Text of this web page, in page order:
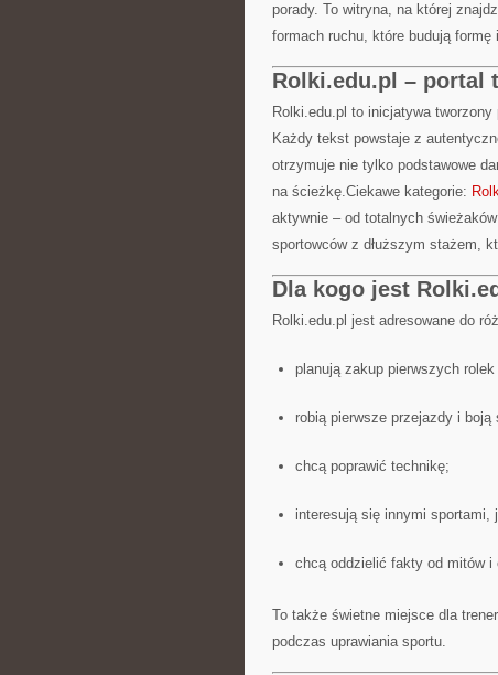
porady. To witryna, na której
formach ruchu, które budują formę
Rolki.edu.pl – portal
Rolki.edu.pl to inicjatywa
Każdy tekst powstaje z
otrzymuje nie tylko podstawowe
na ścieżkę.Ciekawe kategorie:
aktywnie – od totalnych
sportowców z dłuższym stażem,
Dla kogo jest
Rolki.edu.pl jest adresowane do
planują zakup pierwszych
robią pierwsze przejazdy i boją
chcą poprawić technikę;
interesują się innymi sportami,
chcą oddzielić fakty od mitów i
To także świetne miejsce dla
podczas uprawiania sportu.